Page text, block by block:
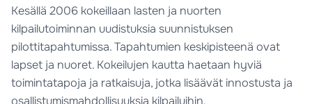
Kesällä 2006 kokeillaan lasten ja nuorten
kilpailutoiminnan uudistuksia suunnistuksen
pilottitapahtumissa. Tapahtumien keskipisteenä ovat
lapset ja nuoret. Kokeilujen kautta haetaan hyviä
toimintatapoja ja ratkaisuja, jotka lisäävät innostusta ja